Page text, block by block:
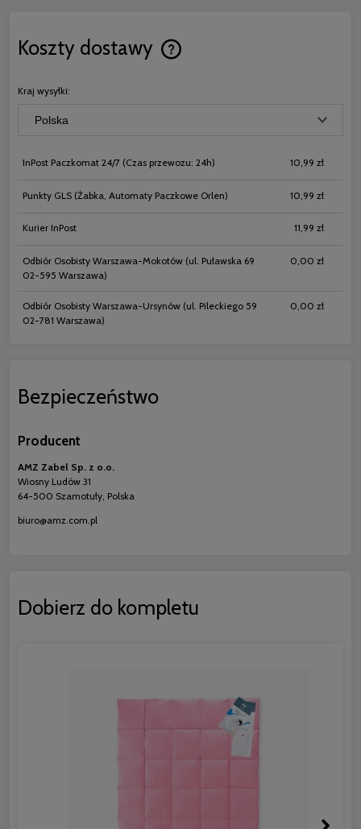
Koszty dostawy
Cena nie zawiera ewentualnych
Kraj wysyłki:
InPost Paczkomat 24/7 (Czas przewozu: 24h) 10,99 zł
Punkty GLS (Żabka, Automaty Paczkowe Orlen) 10,99 zł
Kurier InPost 11,99 zł
Odbiór Osobisty Warszawa-Mokotów (ul. Puławska 69
02-595 Warszawa)
0,00 zł
Odbiór Osobisty Warszawa-Ursynów (ul. Pileckiego 59
02-781 Warszawa)
0,00 zł
Bezpieczeństwo
Producent
AMZ Zabel Sp. z o.o.
Wiosny Ludów 31
64-500 Szamotuły, Polska
biuro@amz.com.pl
Dobierz do kompletu